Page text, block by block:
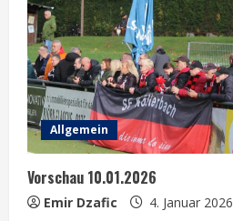
Allgemein
Vorschau 10.01.2026
Emir Dzafic 4. Januar 2026